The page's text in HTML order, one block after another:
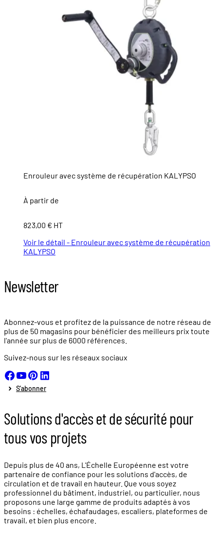
Enrouleur avec système de récupération KALYPSO
À partir de
823,00 € HT
Voir le détail - Enrouleur avec système de récupération
KALYPSO
Newsletter
Abonnez-vous et profitez de la puissance de notre réseau de
plus de 50 magasins pour bénéficier des meilleurs prix toute
l'année sur plus de 6000 références.
Suivez-nous sur les réseaux sociaux
S'abonner
Solutions d'accès et de sécurité pour
tous vos projets
Depuis plus de 40 ans, L'Échelle Européenne est votre
partenaire de confiance pour les solutions d'accès, de
circulation et de travail en hauteur. Que vous soyez
professionnel du bâtiment, industriel, ou particulier, nous
proposons une large gamme de produits adaptés à vos
besoins : échelles, échafaudages, escaliers, plateformes de
travail, et bien plus encore.